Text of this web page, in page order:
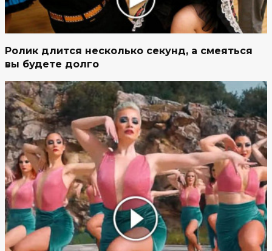
Ролик длится несколько секунд, а смеяться
вы будете долго